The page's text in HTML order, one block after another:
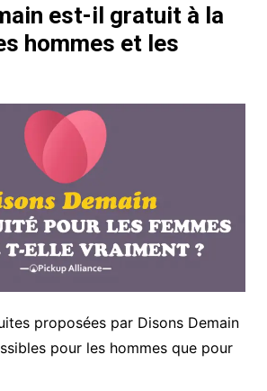
est-il gratuit à la
hommes et les
proposées par Disons Demain
pour les hommes que pour